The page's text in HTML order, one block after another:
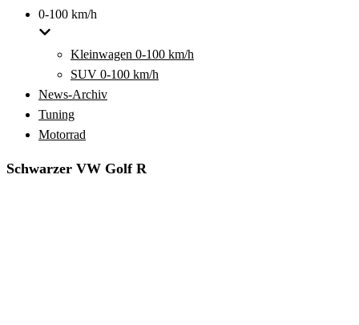
0-100 km/h
Kleinwagen 0-100 km/h
SUV 0-100 km/h
News-Archiv
Tuning
Motorrad
Schwarzer VW Golf R